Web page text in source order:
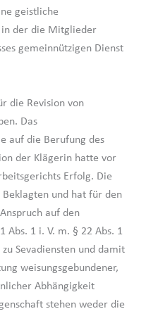
geistliche
in der die Mitglieder
gemeinnützigen Dienst
die Revision von
Das
auf die Berufung des
der Klägerin hatte vor
Erfolg. Die
und hat für den
auf den
Abs. 1 i. V. m. § 22 Abs. 1
Sevadiensten und damit
weisungsgebundener,
Abhängigkeit
stehen weder die